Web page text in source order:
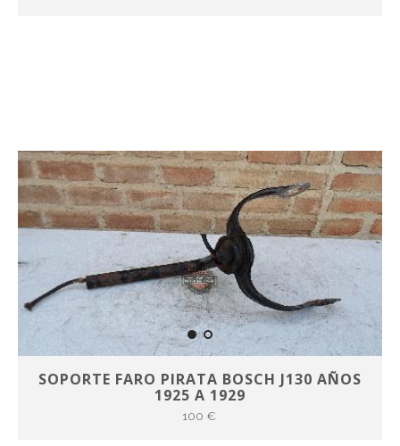
SOPORTE FARO PIRATA BOSCH J130 AÑOS
1925 A 1929
100 €